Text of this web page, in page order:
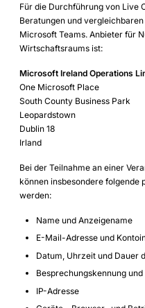
Für die Durchführung von Live
Beratungen und
Microsoft Teams. Anbieter für
Wirtschaftsraums ist:
Microsoft Ireland Operations
One Microsoft Place
South County Business Park
Leopardstown
Dublin 18
Irland
Bei der Teilnahme an einer
können insbesondere
werden:
Name und Anzeigename
E-Mail-Adresse und
Datum, Uhrzeit und Dauer
Besprechungskennung
IP-Adresse